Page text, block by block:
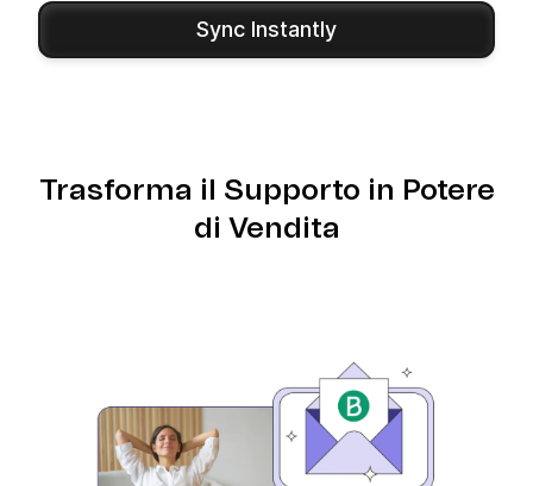
Sync Instantly
Trasforma il Supporto in Potere
di Vendita